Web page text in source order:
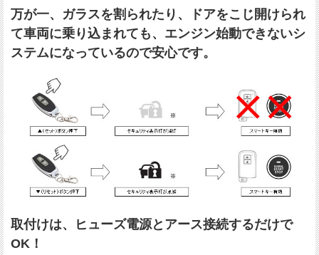
万が一、ガラスを割られたり、ドアをこじ開けられ
て車両に乗り込まれても、エンジン始動できないシ
ステムになっているので安心です。
取付けは、ヒューズ電源とアース接続するだけで
OK！